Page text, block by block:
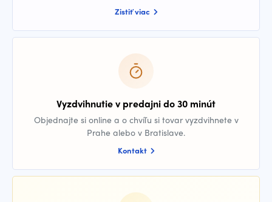
Zistiť viac
Vyzdvihnutie v predajni do 30 minút
Objednajte si online a o chvíľu si tovar vyzdvihnete v
Prahe alebo v Bratislave.
Kontakt